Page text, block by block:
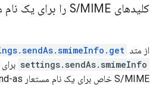
کلیدهای S /MIME را برای یک نام مستعار بازیابی کنید
از متد
settings.sendAs.smimeInfo